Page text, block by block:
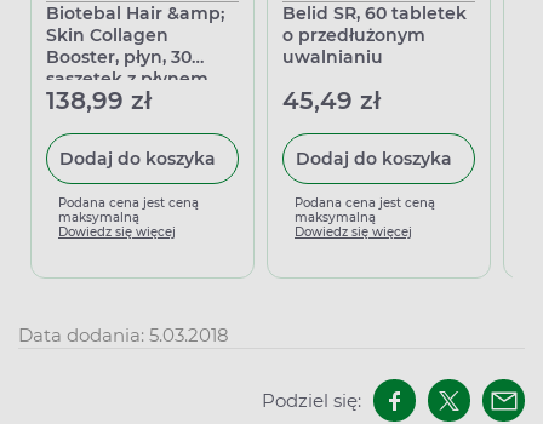
Biotebal Hair &amp;
Skin Collagen
Booster, płyn, 30
saszetek z płynem
138,99 zł
Dodaj do koszyka
Podana cena jest ceną
maksymalną
Dowiedz się więcej
Belid SR, 60 tabletek
o przedłużonym
uwalnianiu
45,49 zł
Dodaj do koszyka
Podana cena jest ceną
maksymalną
Dowiedz się więcej
Data dodania: 5.03.2018
Podziel się: